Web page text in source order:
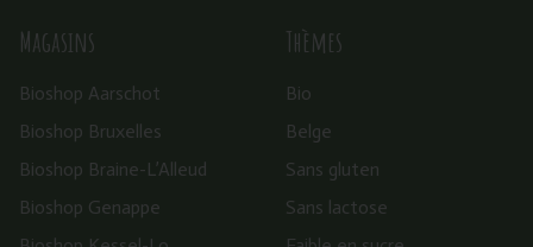
Magasins
Bioshop Aarschot
Bioshop Bruxelles
Bioshop Braine-L’Alleud
Bioshop Genappe
Thèmes
Bio
Belge
Sans gluten
Sans lactose